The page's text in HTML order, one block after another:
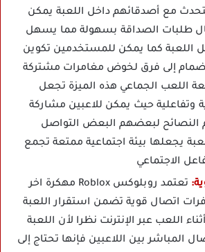
مع أصدقائهم داخل اللعبة يمكن
طلبات الصداقة بسهولة مما يسهل
اللعبة كما يمكن للمستخدمين تكوين
إلى فرق لخوض مغامرات مشتركة
اللعب الجماعي هذه الميزة تجعل
وتفاعلية حيث يمكن للاعبين مشاركة
النصائح لبعضهم البعض التواصل
يجعلها بيئة اجتماعية ممتعة تجمع
الاجتماعي
تعتمد روبلوكس Roblox مهكرة اخر
اتصال قوية تضمن استقرار اللعبة
اللعب عبر الإنترنت نظرا لأن اللعبة
المباشر بين اللاعبين فإنها تحتاج إلى